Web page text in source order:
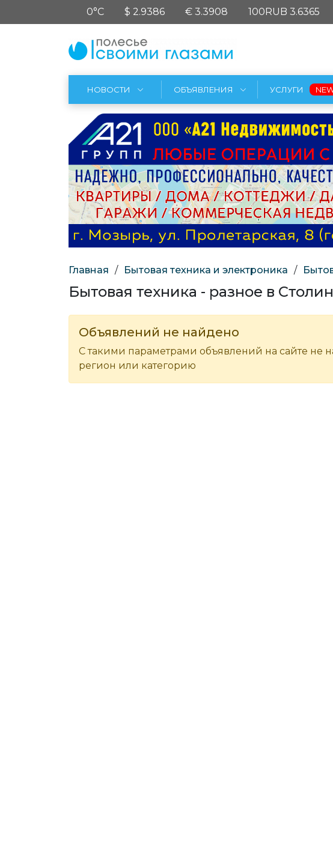
0°C $ 2.9386 € 3.3908 100RUB 3.6365
НОВОСТИ ОБЪЯВЛЕНИЯ УСЛУГИ
Главная / Бытовая техника и электроника /
Бытовая техника - разное в
Объявлений не найдено
С такими параметрами объявлений на сайте не
регион или категорию